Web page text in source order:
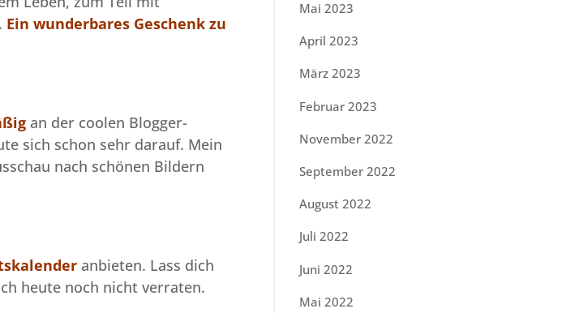
Ein wunderbares Geschenk zu
an der coolen Blogger-
sich schon sehr darauf. Mein
nach schönen Bildern
anbieten. Lass dich
heute noch nicht verraten.
Mai 2023
April 2023
März 2023
Februar 2023
November 2022
September 2022
August 2022
Juli 2022
Juni 2022
Mai 2022